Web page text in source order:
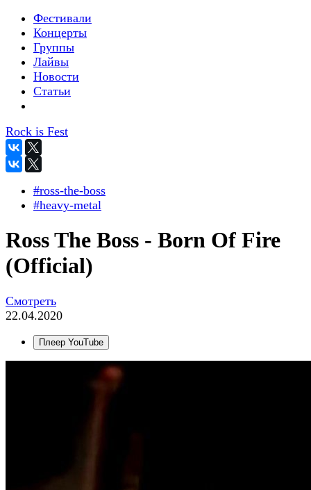
Фестивали
Концерты
Группы
Лайвы
Новости
Статьи
Rock is Fest
#ross-the-boss
#heavy-metal
Ross The Boss - Born Of Fire
(Official)
Смотреть
22.04.2020
Плеер YouTube